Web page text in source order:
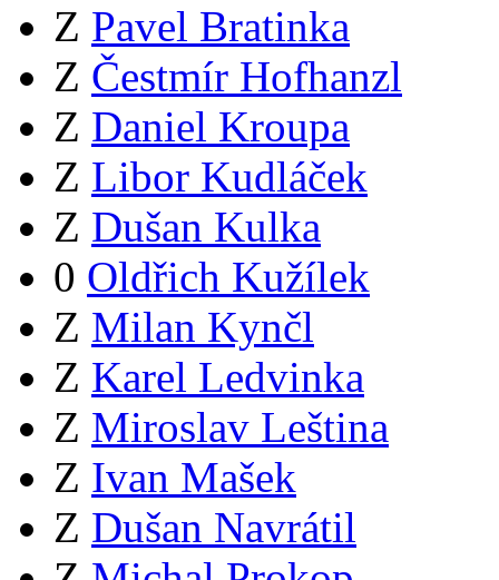
Z Pavel Bratinka
Z Čestmír Hofhanzl
Z Daniel Kroupa
Z Libor Kudláček
Z Dušan Kulka
0 Oldřich Kužílek
Z Milan Kynčl
Z Karel Ledvinka
Z Miroslav Leština
Z Ivan Mašek
Z Dušan Navrátil